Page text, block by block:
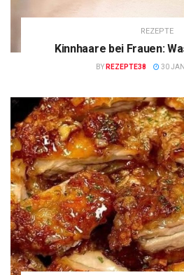
REZEPTE
Kinnhaare bei Frauen:
BY REZEPTE38 30